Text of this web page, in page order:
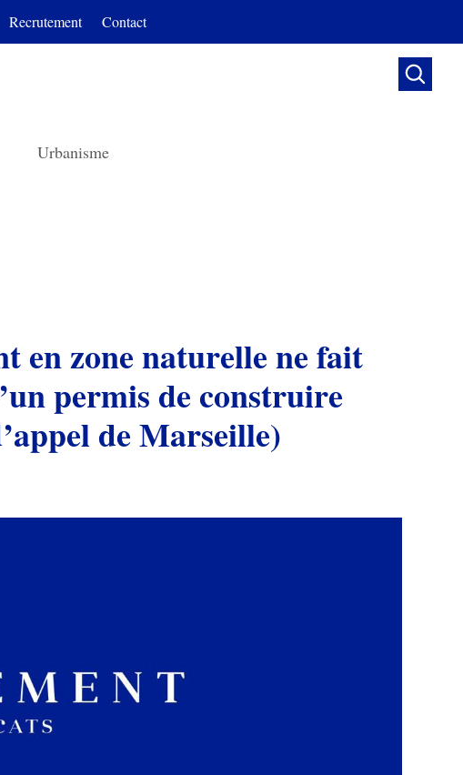
Recrutement Contact

Urbanisme
en zone naturelle ne fait
permis de construire
de Marseille)